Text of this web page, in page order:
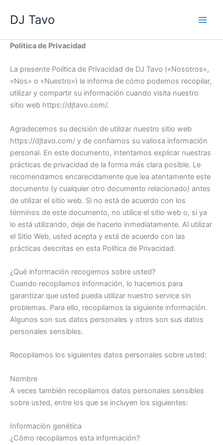
DJ Tavo
Política de Privacidad
La presente Política de Privacidad de DJ Tavo («Nosotros»,
«Nos» o «Nuestro») le informa de cómo podemos recopilar,
utilizar y compartir su información cuando visita nuestro
sitio web https://djtavo.com/.
Agradecemos su decisión de utilizar nuestro sitio web
https://djtavo.com/ y de confiarnos su valiosa información
personal. En este documento, intentamos explicar nuestras
prácticas de privacidad de la forma más clara posible. Le
recomendamos encarecidamente que lea atentamente este
documento (y cualquier otro documento relacionado) antes
de utilizar el sitio web. Si no está de acuerdo con los
términos de este documento, no utilice el sitio web o, si ya
lo está utilizando, deje de hacerlo inmediatamente. Al utilizar
el Sitio Web, usted acepta y está de acuerdo con las
prácticas descritas en esta Política de Privacidad.
¿Qué información recogemos sobre usted?
Cuando recopilamos información, lo hacemos para
garantizar que usted pueda utilizar nuestro service sin
problemas. Para ello, recopilamos la siguiente información.
Algunos son sus datos personales y otros son sus datos
personales sensibles.
Recopilamos los siguientes datos personales sobre usted:
Nombre
A veces también recopilamos datos personales sensibles
sobre usted, entre los que se incluyen los siguientes:
Información genética
¿Cómo recopilamos esta información?